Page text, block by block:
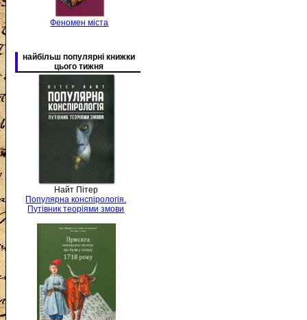
Феномен міста
найбільш популярні книжки
цього тижня
Найт Пітер
Популярна конспірологія.
Путівник теоріями змови